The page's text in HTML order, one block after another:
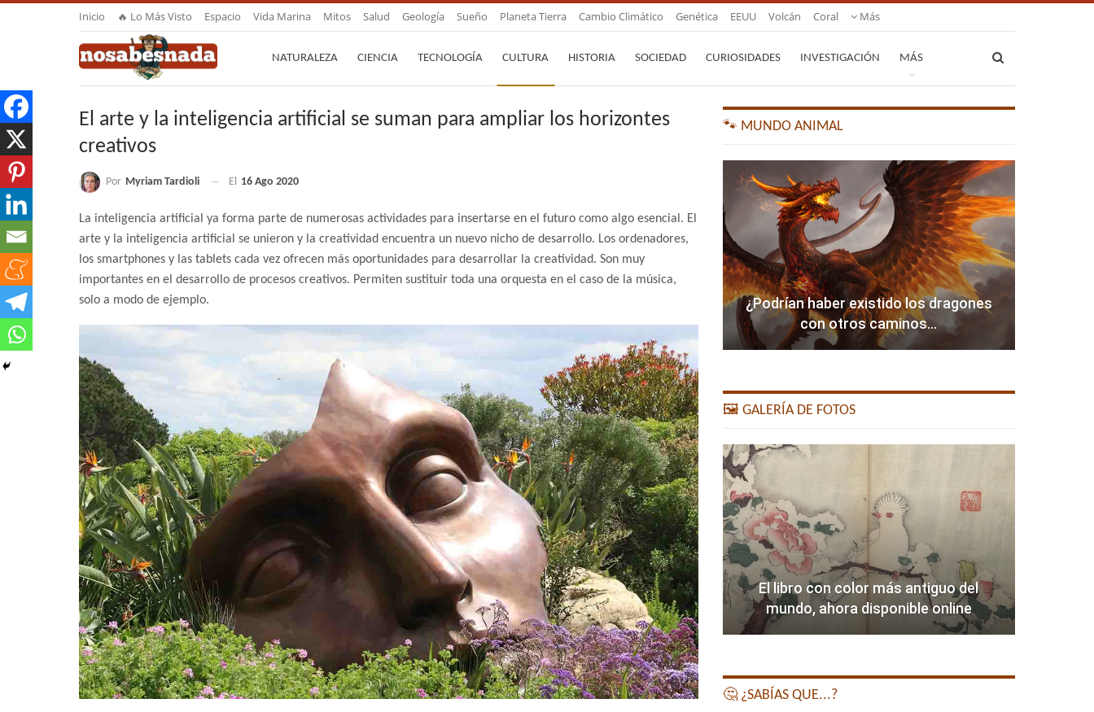
Inicio 🔥 Lo Más Visto Espacio Vida Marina Mitos Salud Geología Sueño Planeta Tierra Cambio Climático Genética EEUU Volcán Coral Más
NATURALEZA CIENCIA TECNOLOGÍA CULTURA HISTORIA SOCIEDAD CURIOSIDADES INVESTIGACIÓN MÁS
El arte y la inteligencia artificial se suman para ampliar los horizontes
creativos
Por Myriam Tardioli El 16 Ago 2020
La inteligencia artificial ya forma parte de numerosas actividades para insertarse en el futuro como algo esencial. El
arte y la inteligencia artificial se unieron y la creatividad encuentra un nuevo nicho de desarrollo. Los ordenadores,
los smartphones y las tablets cada vez ofrecen más oportunidades para desarrollar la creatividad. Son muy
importantes en el desarrollo de procesos creativos. Permiten sustituir toda una orquesta en el caso de la música,
solo a modo de ejemplo.
🐾 MUNDO ANIMAL
¿Podrían haber existido los dragones
con otros caminos…
🖼️ GALERÍA DE FOTOS
El libro con color más antiguo del
mundo, ahora disponible online
🤔 ¿SABÍAS QUE...?